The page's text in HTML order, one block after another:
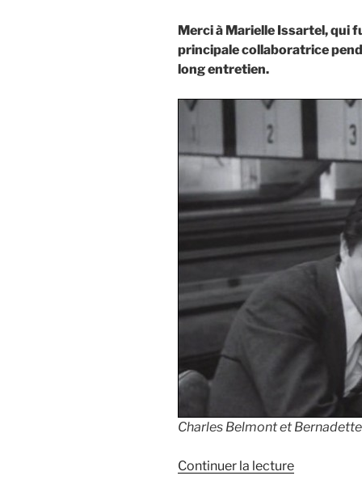
Merci à Marielle Issartel, qui
principale collaboratrice
long entretien.
Charles Belmont et
Continuer la lecture